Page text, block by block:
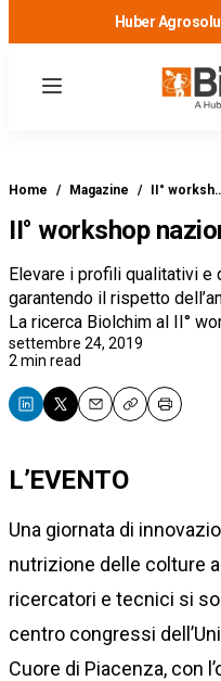
Huber
Menu
Home / Magazine / II°
II° workshop
Elevare i profili qualitativi e
garantendo il rispetto
La ricerca Biolchim al II°
settembre 24, 2019
2 min read
EmailCopyPrint
L’EVENTO
Una giornata di
nutrizione delle colture
ricercatori e tecnici si
centro congressi
Cuore di Piacenza, con